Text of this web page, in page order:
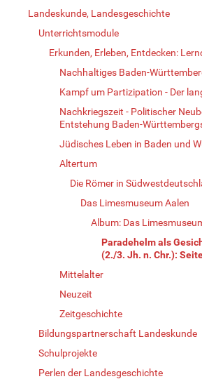
Landeskunde, Landesgeschichte
Unterrichtsmodule
Erkunden, Erleben, Entdecken:
Nachhaltiges Baden-
Kampf um Partizipation - Der
Nachkriegszeit - Politischer
Entstehung Baden-
Jüdisches Leben in Baden und
Altertum
Die Römer in
Das Limesmuseum Aalen
Album: Das
Paradehelm als
(2./3. Jh. n. Chr.):
Mittelalter
Neuzeit
Zeitgeschichte
Bildungspartnerschaft Landeskunde
Schulprojekte
Perlen der Landesgeschichte